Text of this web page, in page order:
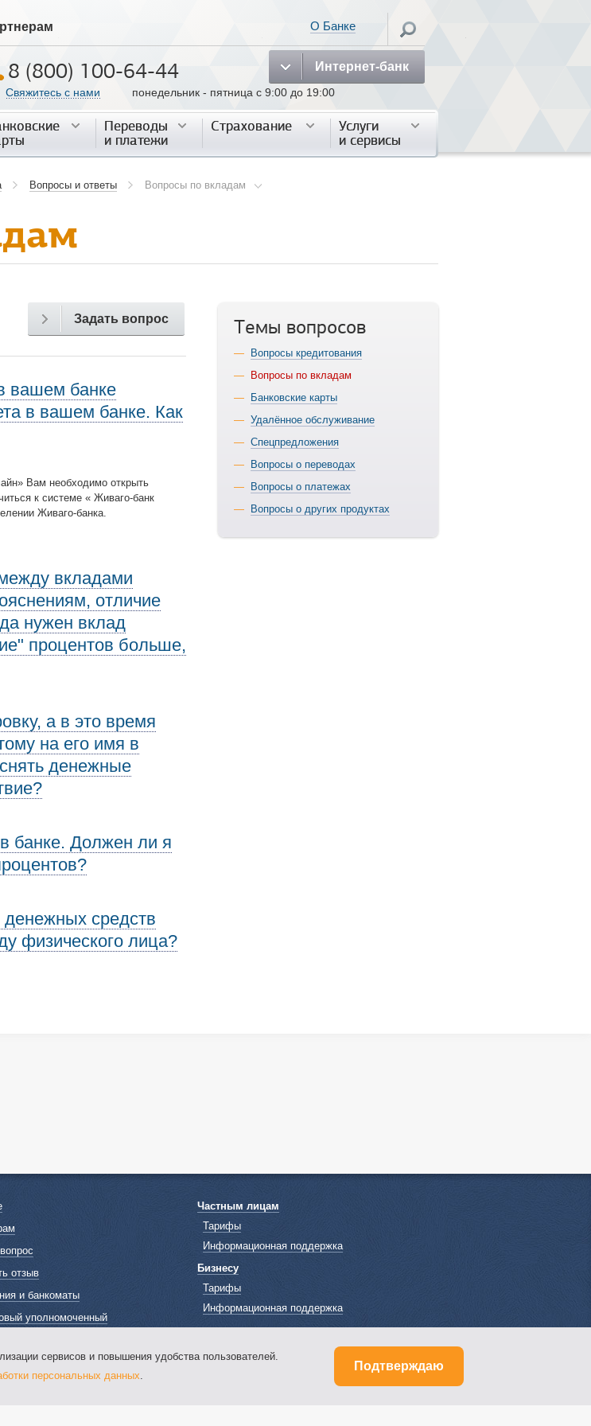
О Банке
Интернет-банк
8 (800) 100-64-44
Свяжитесь с нами понедельник - пятница с 9:00 до 19:00
Переводы
и платежи
Переводы
и платежи
Страхование
Страхование
Услуги
и сервисы
Услуги
и сервисы
Вопросы и ответы Вопросы по вкладам
Задать вопрос
вашем банке
в вашем банке. Как
Вам необходимо открыть
к системе « Живаго-банк
Живаго-банка.
вкладами
отличие
нужен вклад
процентов больше,
а в это время
на его имя в
денежные
банке. Должен ли я
средств
физического лица?
Темы вопросов
Вопросы кредитования
Вопросы по вкладам
Банковские карты
Удалённое обслуживание
Спецпредложения
Вопросы о переводах
Вопросы о платежах
Вопросы о других продуктах
сервисов и повышения удобства пользователей.
персональных данных.
Подтверждаю
отзыв
и банкоматы
уполномоченный
о процентных ставках по
банковского вклада с
Частным лицам
Тарифы
Информационная поддержка
Бизнесу
Тарифы
Информационная поддержка